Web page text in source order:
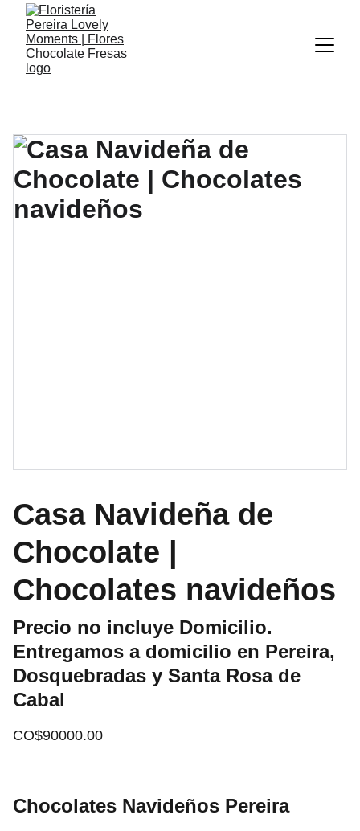
Casa Navideña de
Chocolate |
Chocolates navideños
Precio no incluye Domicilio.
Entregamos a domicilio en Pereira,
Dosquebradas y Santa Rosa de
Cabal
CO$90000.00
Chocolates Navideños Pereira